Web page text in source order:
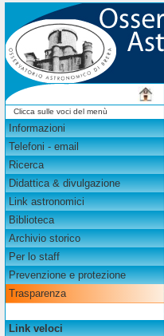
Clicca sulle voci del menù
Informazioni
Telefoni - email
Ricerca
Didattica & divulgazione
Link astronomici
Biblioteca
Archivio storico
Per lo staff
Prevenzione e protezione
Trasparenza
Link veloci